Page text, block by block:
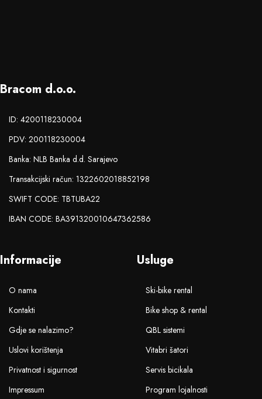
Bracom d.o.o.
ID: 4200118230004
PDV: 200118230004
Banka: NLB Banka d.d. Sarajevo
Transakcijski račun: 1322602018852198
SWIFT CODE: TBTUBA22
IBAN CODE: BA391320010647362586
Informacije
O nama
Kontakti
Gdje se nalazimo?
Uslovi korištenja
Privatnost i sigurnost
Impressum
Usluge
Ski-bike rental
Bike shop & rental
QBL sistemi
Vitabri šatori
Servis bicikala
Program lojalnosti